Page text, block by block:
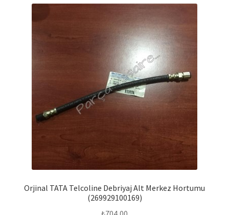
Orjinal TATA Telcoline Debriyaj Alt Merkez Hortumu
(269929100169)